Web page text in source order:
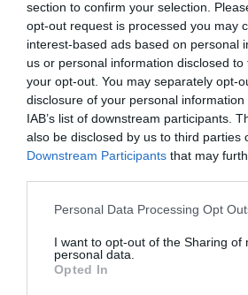
section to confirm your selection.
opt-out request is processed you may
interest-based ads based on personal
us or personal information disclosed
your opt-out. You may separately opt-
disclosure of your personal
IAB’s list of downstream participants.
also be disclosed by us to third parties
Downstream Participants that may
Personal Data Processing Opt
I want to opt-out of the Sharing of
personal data.
Opted In
0% zákazníkov
5
4
3
2
1
Pre pridanie recenzie